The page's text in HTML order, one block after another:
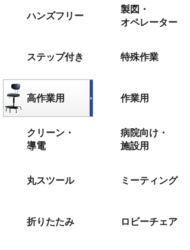
ハンズフリー
製図・
オペレーター
ステップ付き 特殊作業
高作業用 作業用
クリーン・
導電
病院向け・
施設用
丸スツール ミーティング
折りたたみ ロビーチェア